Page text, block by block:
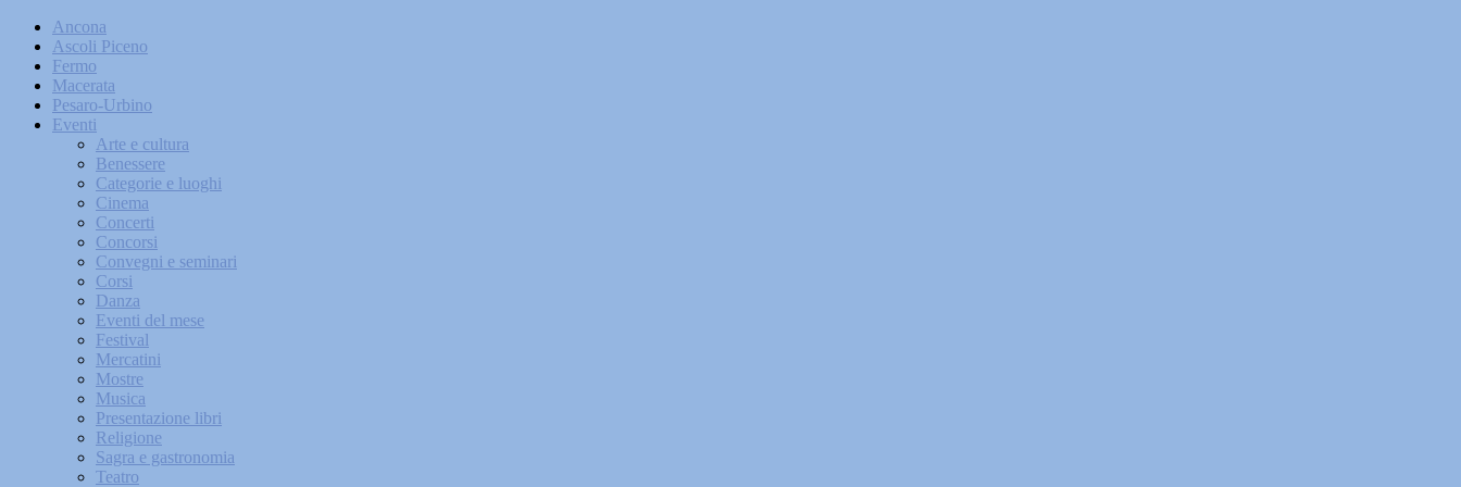
Ancona
Ascoli Piceno
Fermo
Macerata
Pesaro-Urbino
Eventi
Arte e cultura
Benessere
Categorie e luoghi
Cinema
Concerti
Concorsi
Convegni e seminari
Corsi
Danza
Eventi del mese
Festival
Mercatini
Mostre
Musica
Presentazione libri
Religione
Sagra e gastronomia
Teatro